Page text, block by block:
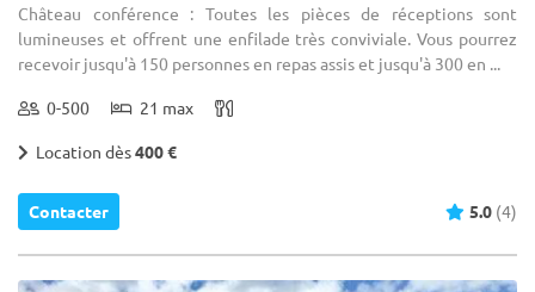
Château conférence : Toutes les pièces de réceptions sont
lumineuses et offrent une enfilade très conviviale. Vous pourrez
recevoir jusqu'à 150 personnes en repas assis et jusqu'à 300 en ...
0-500 21 max
Location dès400 €
Contacter 5.0 (4)